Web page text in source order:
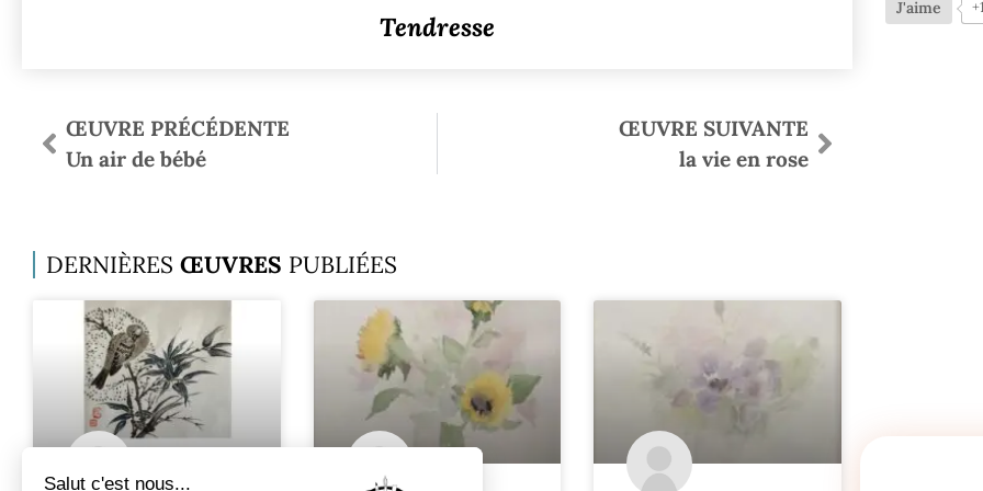
Tendresse
ŒUVRE PRÉCÉDENTE
Un air de bébé
ŒUVRE SUIVANTE
la vie en rose
DERNIÈRES ŒUVRES PUBLIÉES
J'aime